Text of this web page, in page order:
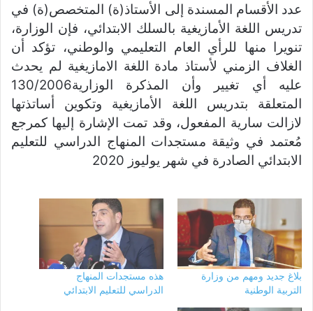
عدد الأقسام المسندة إلى الأستاذ(ة) المتخصص(ة) في
تدريس اللغة الأمازيغية بالسلك الابتدائي، فإن الوزارة،
تنويرا منها للرأي العام التعليمي والوطني، تؤكد أن
الغلاف الزمني لأستاذ مادة اللغة الامازيغية لم يحدث
عليه أي تغيير وأن المذكرة الوزارية130/2006
المتعلقة بتدريس اللغة الأمازيغية وتكوين أساتذتها
لازالت سارية المفعول، وقد تمت الإشارة إليها كمرجع
مُعتمد في وثيقة مستجدات المنهاج الدراسي للتعليم
الابتدائي الصادرة في شهر يوليوز 2020
بلاغ جديد ومهم من وزارة
التربية الوطنية
هذه مستجدات المنهاج
الدراسي للتعليم الابتدائي